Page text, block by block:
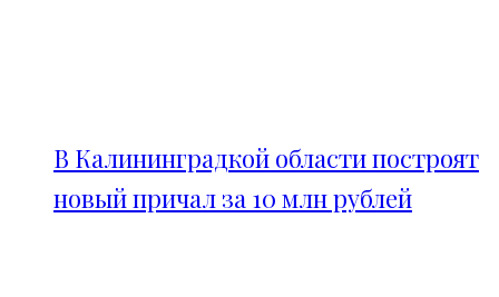
В Калининградкой области построят
новый причал за 10 млн рублей